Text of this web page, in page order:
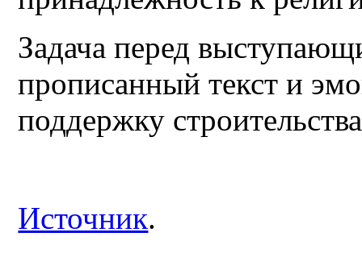
Задача перед
прописанный текст и
поддержку
Источник.